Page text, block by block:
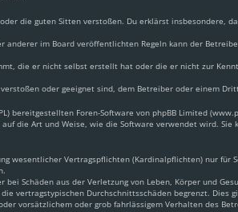
die guten Sitten verstoßen. Du erklärst insbesondere,
im Board veröffentlichten Regeln kann der
die er nicht selbst erstellt hat oder die er nicht zur
oder geeignet sind, dem Betreiber oder einem
bereitgestellten Foren-Software von phpBB Limited
die Art und Weise, wie die Software verwendet wird.
wesentlicher Vertragspflichten (Kardinalpflichten) nur für
Schäden aus der Verletzung von Leben, Körper und
vertragstypischen Durchschnittsschäden begrenzt.
vorsätzlichem oder grob fahrlässigem Verhalten des